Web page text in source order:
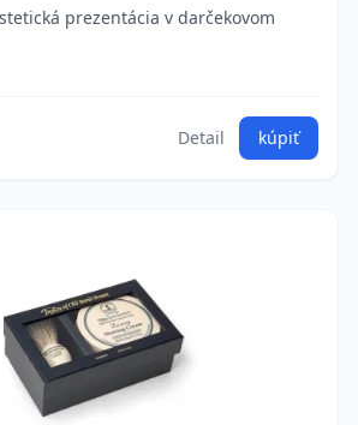
prezentácia v darčekovom
Detail kúpiť